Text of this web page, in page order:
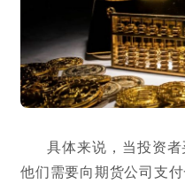
具体来说，当投资
他们需要向期货公司支